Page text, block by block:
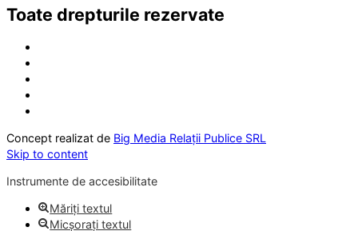
Toate drepturile rezervate
Concept realizat de Big Media Relații Publice SRL
Skip to content
Instrumente de accesibilitate
Măriți textul
Micșorați textul